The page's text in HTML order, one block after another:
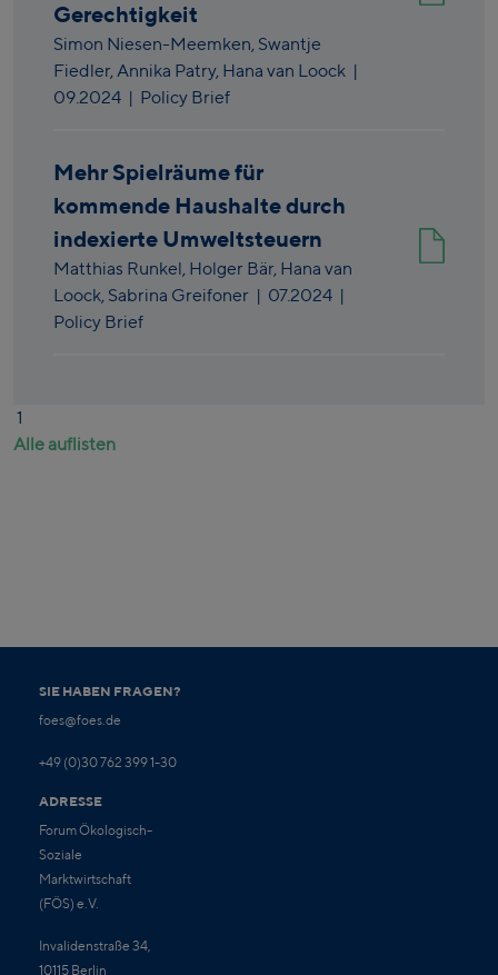
Gerechtigkeit
Simon Niesen-Meemken, Swantje
Fiedler,Annika Patry, Hana van Loock |
09.2024 | Policy Brief
Mehr Spielräume für
kommende Haushalte durch
indexierte Umweltsteuern
Matthias Runkel, Holger Bär, Hana van
Loock, Sabrina Greifoner | 07.2024 |
Policy Brief
1
Alle auflisten
SIE HABEN FRAGEN?
foes@foes.de
+49 (0)30 762 399 1-30
ADRESSE
Forum Ökologisch-
Soziale
Marktwirtschaft
(FÖS) e.V.
Invalidenstraße 34,
10115 Berlin